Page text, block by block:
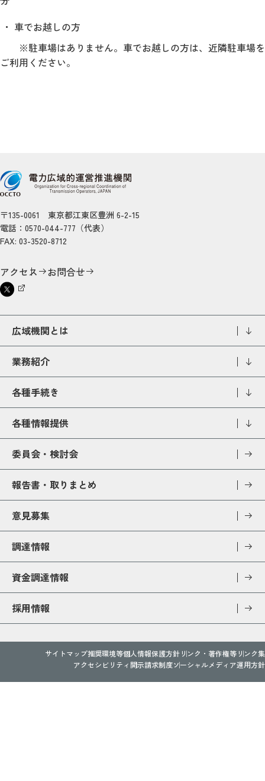
車でお越しの方
※駐車場はありません。車でお越しの方は、近隣駐車場を
ご利用ください。
〒135-0061 東京都江東区豊洲 6-2-15
電話：0570-044-777（代表）
FAX: 03-3520-8712
アクセス お問合せ
広域機関とは
業務紹介
各種手続き
各種情報提供
委員会・検討会
報告書・取りまとめ
意見募集
調達情報
資金調達情報
採用情報
サイトマップ推奨環境等個人情報保護方針 リンク・著作権等 リンク集
アクセシビリティ 開示請求制度ソーシャルメディア運用方針